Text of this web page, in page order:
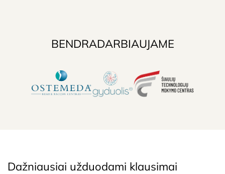
BENDRADARBIAUJAME
Dažniausiai užduodami klausimai